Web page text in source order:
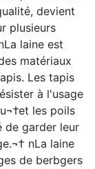
devient
plusieurs
laine est
matériaux
Les tapis
à l'usage
les poils
de garder leur
nLa laine
de berbgers